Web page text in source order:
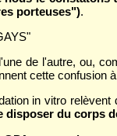
porteuses").
de l'autre, ou,
cette confusion
in vitro
disposer du corps